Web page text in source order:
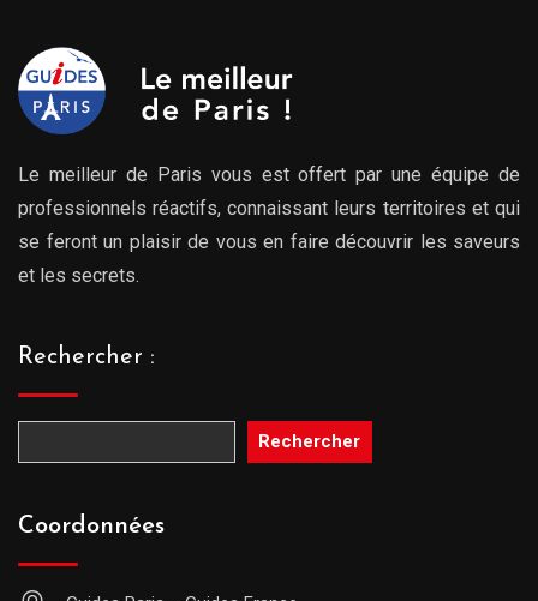
Le meilleur de Paris vous est offert par une équipe de
professionnels réactifs, connaissant leurs territoires et qui
se feront un plaisir de vous en faire découvrir les saveurs
et les secrets.
Rechercher :
Rechercher
Coordonnées